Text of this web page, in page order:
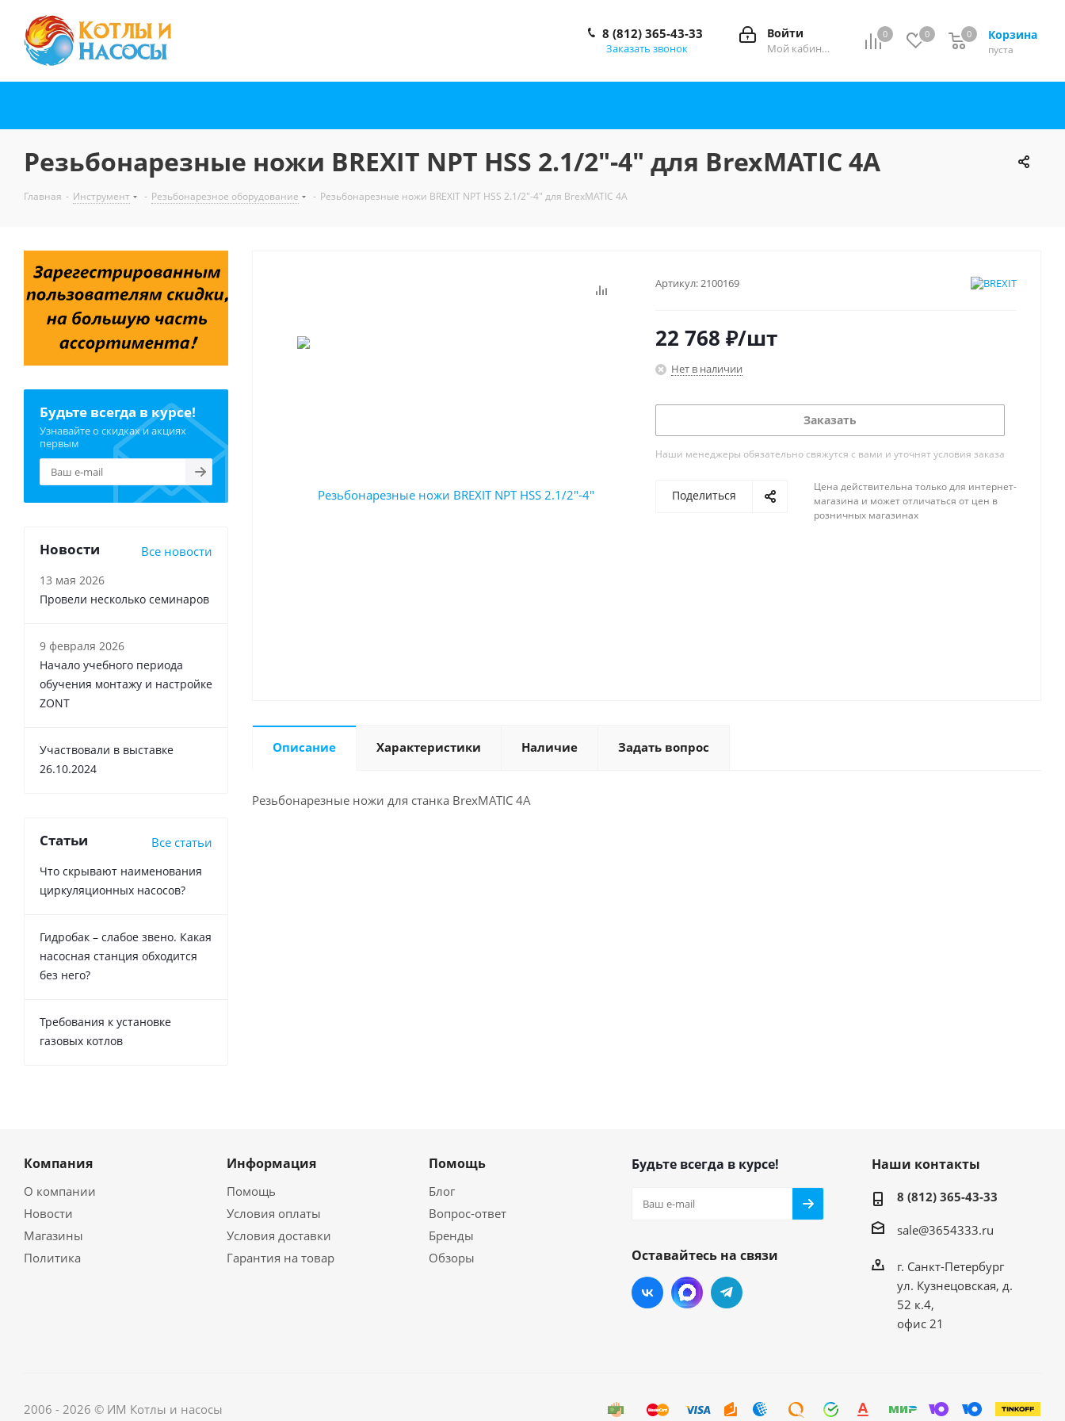
0 0 Корзина
0
пуста
0
Войти
Мой кабинет
8 (812) 365-43-33
Заказать звонок
Резьбонарезные ножи BREXIT NPT HSS 2.1/2"-4" для BrexMATIC 4A
Главная - Инструмент - Резьбонарезное оборудование - Резьбонарезные ножи BREXIT NPT HSS 2.1/2"-4" для BrexMATIC 4A
Артикул:2100169
22 768 ₽/шт
Нет в наличии
Заказать
Наши менеджеры обязательно свяжутся с вами и уточнят условия заказа
Поделиться
Цена действительна только для интернет-
магазина и может отличаться от цен в
розничных магазинах
Описание Характеристики Наличие Задать вопрос
Резьбонарезные ножи для станка BrexMATIC 4A
Будьте всегда в курсе!
Узнавайте о скидках и акциях
первым
Новости Все новости
13 мая 2026
Провели несколько семинаров
9 февраля 2026
Начало учебного периода
обучения монтажу и настройке
ZONT
Участвовали в выставке
26.10.2024
Статьи Все статьи
Что скрывают наименования
циркуляционных насосов?
Гидробак – слабое звено. Какая
насосная станция обходится
без него?
Требования к установке
газовых котлов
Компания
О компании
Новости
Магазины
Политика
Информация
Помощь
Условия оплаты
Условия доставки
Гарантия на товар
Помощь
Блог
Вопрос-ответ
Бренды
Обзоры
Будьте всегда в курсе!
Оставайтесь на связи
Наши контакты
8 (812) 365-43-33
sale@3654333.ru
г. Санкт-Петербург
ул. Кузнецовская, д.
52 к.4,
офис 21
2006 - 2026 © ИМ Котлы и насосы